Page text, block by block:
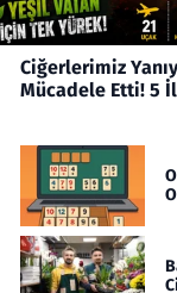
Ciğerlerimiz
Mücadele Etti! 5